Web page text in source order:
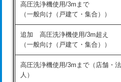
追加人工
廃棄・処分
※給水管工事は20mmまでの価格
給水管工事※（バンド止め)
給水管工事※（支持金具設置)
給水管工事※（保温材使用（バン
め込み）)
高圧洗浄機使用/3mまで
（一般向け（戸建て・集合））
追加 高圧洗浄機使用/3m超え
（一般向け（戸建て・集合））
高圧洗浄機使用/3mまで（店舗・法
人）